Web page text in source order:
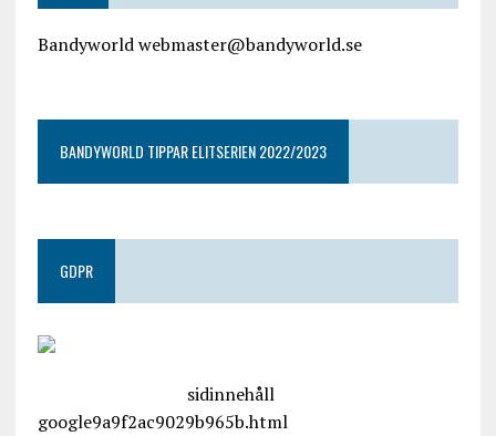
Bandyworld webmaster@bandyworld.se
BANDYWORLD TIPPAR ELITSERIEN 2022/2023
GDPR
sidinnehåll
google9a9f2ac9029b965b.html